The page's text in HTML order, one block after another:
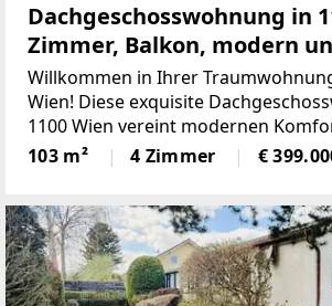
Dachgeschosswohnung in
Zimmer, Balkon, modern
großzügig! nur 399.000,-
Willkommen in Ihrer
Wien! Diese exquisite
1100 Wien vereint modernen
Lebensstil und bietet Ihnen alles,
begehrt.Mit einer großzügigen
103 m² 4 Zimmer €